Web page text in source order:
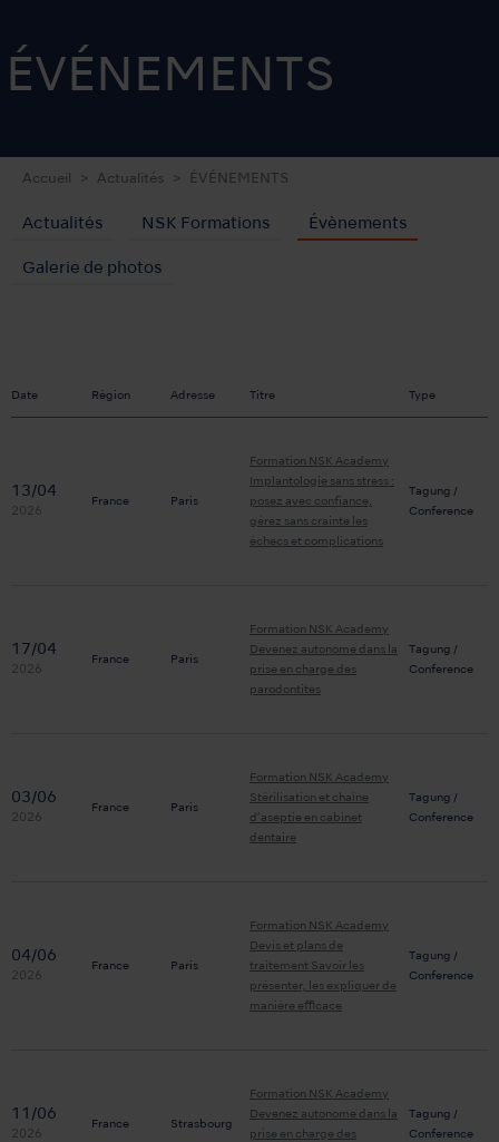
ÉVÉNEMENTS
Accueil Actualités ÉVÉNEMENTS
Actualités NSK Formations Évènements
Galerie de photos
Date Région Adresse Titre Type
13/04
2026
France Paris
Formation NSK Academy
Implantologie sans stress :
posez avec confiance,
gérez sans crainte les
échecs et complications
Tagung /
Conference
17/04
2026
France Paris
Formation NSK Academy
Devenez autonome dans la
prise en charge des
parodontites
Tagung /
Conference
03/06
2026
France Paris
Formation NSK Academy
Stérilisation et chaîne
d’aseptie en cabinet
dentaire
Tagung /
Conference
04/06
2026
France Paris
Formation NSK Academy
Devis et plans de
traitement Savoir les
présenter, les expliquer de
manière efficace
Tagung /
Conference
11/06
2026
France Strasbourg
Formation NSK Academy
Devenez autonome dans la
prise en charge des
Tagung /
Conference